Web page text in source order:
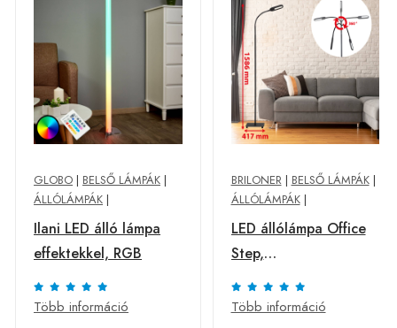
GLOBO | BELSŐ LÁMPÁK |
ÁLLÓLÁMPÁK |
Ilani LED álló lámpa
effektekkel, RGB
Több információ
BRILONER| BELSŐ LÁMPÁK|
ÁLLÓLÁMPÁK|
LED állólámpa Office
Step,
fényerőszabályzó,
fekete
Több információ